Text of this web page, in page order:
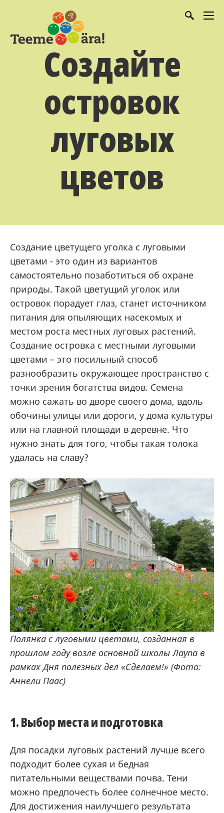
Создайте
островок
луговых
цветов
Создание цветущего уголка с луговыми
цветами - это один из вариантов
самостоятельно позаботиться об охране
природы. Такой цветущий уголок или
островок порадует глаз, станет источником
питания для опыляющих насекомых и
местом роста местных луговых растений.
Создание островка с местными луговыми
цветами – это посильный способ
разнообразить окружающее пространство с
точки зрения богатства видов. Семена
можно сажать во дворе своего дома, вдоль
обочины улицы или дороги, у дома культуры
или на главной площади в деревне. Что
нужно знать для того, чтобы такая толока
удалась на славу?
Полянка с луговыми цветами, созданная в
прошлом году возле основной школы Лаупа в
рамках Дня полезных дел «Сделаем!» (Фото:
Аннели Паас)
1. Выбор места и подготовка
Для посадки луговых растений лучше всего
подходит более сухая и бедная
питательными веществами почва. Тени
можно предпочесть более солнечное место.
Для достижения наилучшего результата